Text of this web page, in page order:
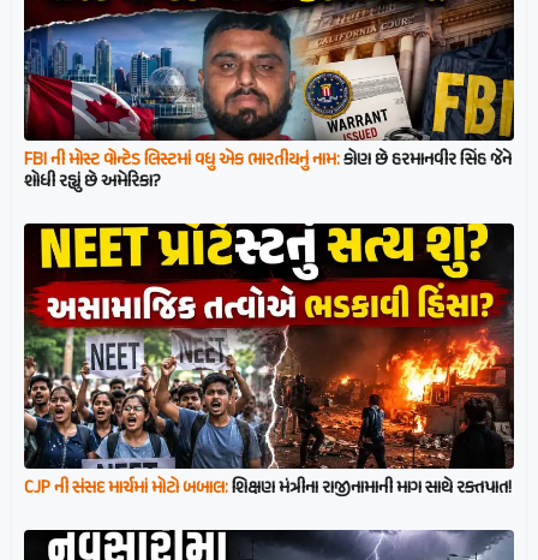
FBI ની મોસ્ટ વોન્ટેડ લિસ્ટમાં વધુ એક ભારતીયનું નામ:કોણ છે હરમાનવીર સિંહ જેને
શોધી રહ્યું છે અમેરિકા?
CJP ની સંસદ માર્ચમાં મોટો બબાલ:શિક્ષણ મંત્રીના રાજીનામાની માગ સાથે રક્તપાત!